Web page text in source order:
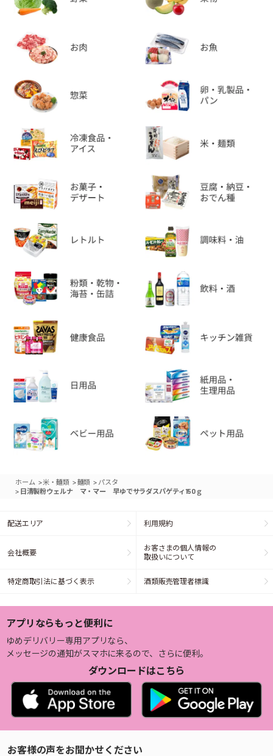
ホーム >米・麺類 >麺類 > パスタ
> 日清製粉ウェルナ マ・マー 早ゆでサラダスパゲティ150ｇ
配送エリア 利用規約
会社概要
お客さまの個人情報の
取扱いについて
特定商取引法に基づく表示 酒類販売管理者標識
アプリならもっと便利に
ゆめデリバリー専用アプリなら、
メッセージの通知がスマホに来るので、さらに便利。
ダウンロードはこちら
お客様の声をお聞かせください